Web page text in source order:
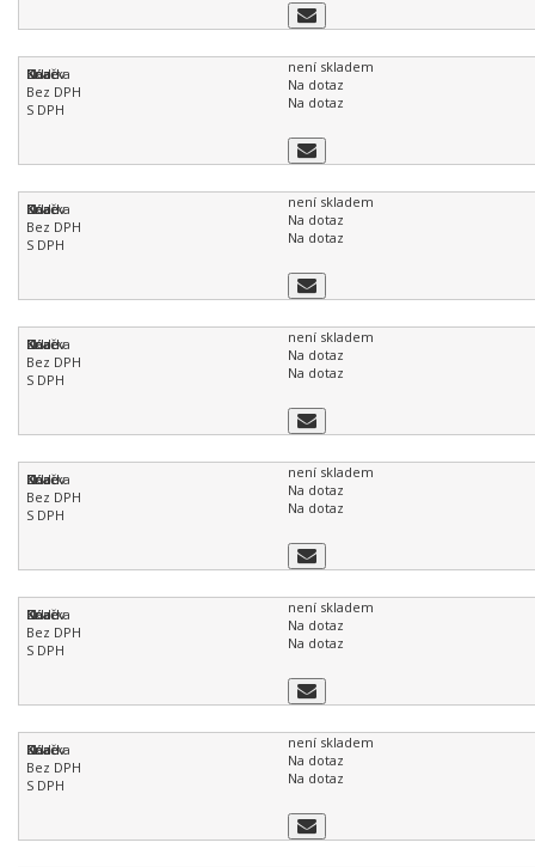
není skladem
Na dotaz
Na dotaz
není skladem
Na dotaz
Na dotaz
není skladem
Na dotaz
Na dotaz
není skladem
Na dotaz
Na dotaz
není skladem
Na dotaz
Na dotaz
není skladem
Na dotaz
Na dotaz